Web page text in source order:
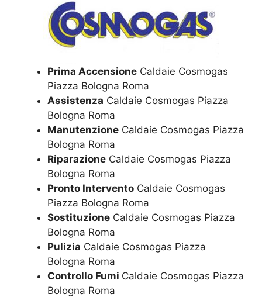
Prima Accensione Caldaie Cosmogas
Piazza Bologna Roma
Assistenza Caldaie Cosmogas Piazza
Bologna Roma
Manutenzione Caldaie Cosmogas Piazza
Bologna Roma
Riparazione Caldaie Cosmogas Piazza
Bologna Roma
Pronto Intervento Caldaie Cosmogas
Piazza Bologna Roma
Sostituzione Caldaie Cosmogas Piazza
Bologna Roma
Pulizia Caldaie Cosmogas Piazza
Bologna Roma
Controllo Fumi Caldaie Cosmogas Piazza
Bologna Roma